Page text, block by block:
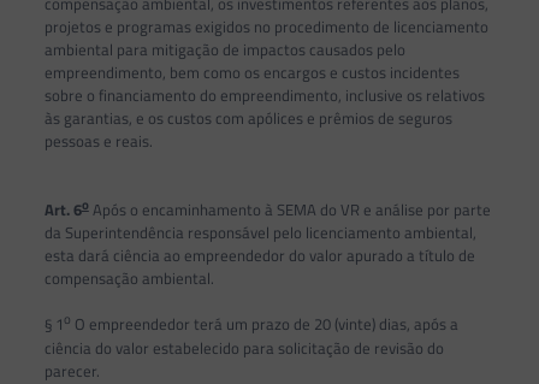
projetos e programas exigidos no procedimento de licenciamento
ambiental para mitigação de impactos causados pelo
empreendimento, bem como os encargos e custos incidentes
sobre o financiamento do empreendimento, inclusive os relativos
às garantias, e os custos com apólices e prêmios de seguros
pessoas e reais.
Art. 6oApós o encaminhamento à SEMA do VR e análise por parte
da Superintendência responsável pelo licenciamento ambiental,
esta dará ciência ao empreendedor do valor apurado a título de
compensação ambiental.
§ 1o O empreendedor terá um prazo de 20 (vinte) dias, após a
ciência do valor estabelecido para solicitação de revisão do
parecer.